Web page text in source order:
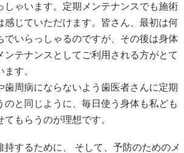
しゃいます。定期メンテナンスでも施術
感じていただけます。皆さん、最初は何
でいらっしゃるのですが、その後は身体
ンテナンスとしてご利用される方がとて
す。
歯周病にならないよう歯医者さんに定期
のと同じように、毎日使う身体も私ども
もらうのが理想です。
持するために、 そして、予防のためのメ